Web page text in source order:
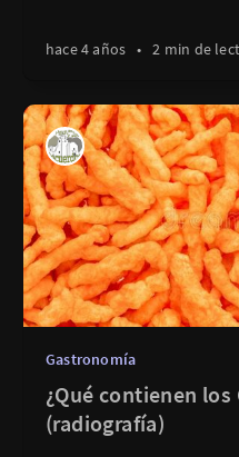
hace 4 años • 2 min de
Gastronomía
¿Qué contienen
(radiografía)